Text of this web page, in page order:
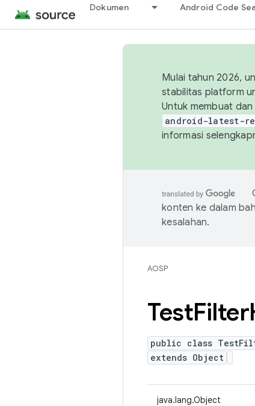
Dokumen Android Code
Mulai tahun 2026,
stabilitas platform
Untuk membuat
android-latest-
informasi
konten ke dalam
kesalahan.
AOSP
TestFilter
public class
extends Object
java.lang.Object